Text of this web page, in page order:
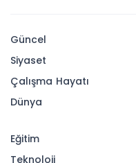
Güncel
Siyaset
Çalışma Hayatı
Dünya
Eğitim
Teknoloji